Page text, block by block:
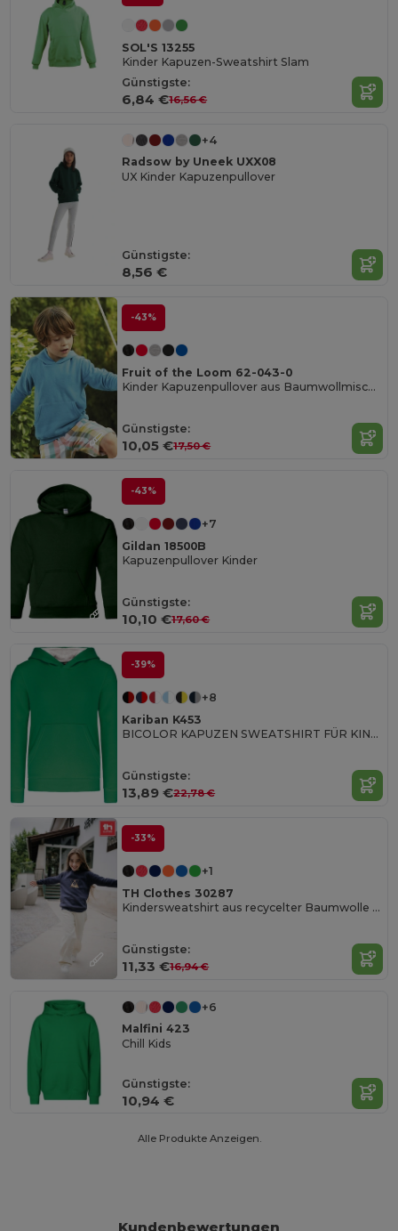
SOL'S 13255
Kinder Kapuzen-Sweatshirt Slam
Günstigste:
6,84 €16,56 €
+4
Radsow by Uneek UXX08
UX Kinder Kapuzenpullover
Günstigste:
8,56 €
-43%
Fruit of the Loom 62-043-0
Kinder Kapuzenpullover aus Baumwollmischung
Günstigste:
10,05 €17,50 €
-43%
+7
Gildan 18500B
Kapuzenpullover Kinder
Günstigste:
10,10 €17,60 €
-39%
+8
Kariban K453
BICOLOR KAPUZEN SWEATSHIRT FÜR KINDER
Günstigste:
13,89 €22,78 €
-33%
+1
TH Clothes 30287
Kindersweatshirt aus recycelter Baumwolle und Polyester
Günstigste:
11,33 €16,94 €
+6
Malfini 423
Chill Kids
Günstigste:
10,94 €
Alle Produkte Anzeigen.
Kundenbewertungen